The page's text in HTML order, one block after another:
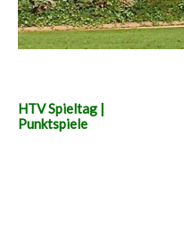
HTV Spieltag |
Punktspiele